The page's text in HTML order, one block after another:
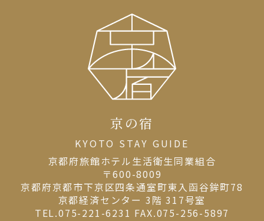
京の宿
KYOTO STAY GUIDE
京都府旅館ホテル⽣活衛⽣同業組合
〒600-8009
京都府京都市下京区四条通室町東入函谷鉾町78
京都経済センター 3階 317号室
TEL.075-221-6231 FAX.075-256-5897